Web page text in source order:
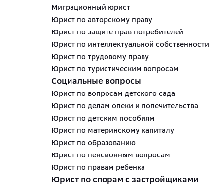
Миграционный юрист
Юрист по авторскому праву
Юрист по защите прав потребителей
Юрист по интеллектуальной собственности
Юрист по трудовому праву
Юрист по туристическим вопросам
Социальные вопросы
Юрист по вопросам детского сада
Юрист по делам опеки и попечительства
Юрист по детским пособиям
Юрист по материнскому капиталу
Юрист по образованию
Юрист по пенсионным вопросам
Юрист по правам ребенка
Юрист по спорам с застройщиками